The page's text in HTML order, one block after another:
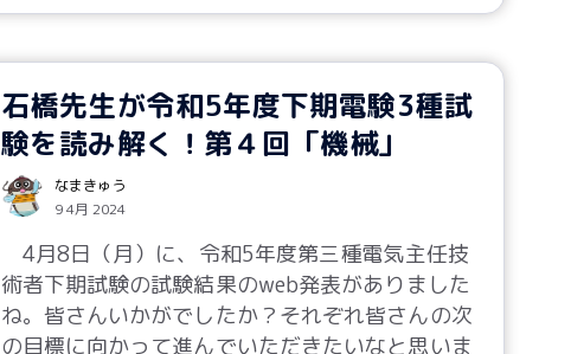
石橋先生が令和5年度下期電験3種試
験を読み解く！第４回「機械」
なまきゅう
9 4月 2024
4月8日（月）に、令和5年度第三種電気主任技
術者下期試験の試験結果のweb発表がありました
ね。皆さんいかがでしたか？それぞれ皆さんの次
の目標に向かって進んでいただきたいなと思いま